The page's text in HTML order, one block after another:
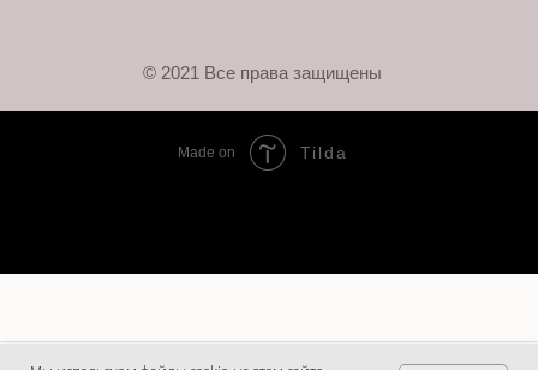
© 2021 Все права защищены
Made on Tilda